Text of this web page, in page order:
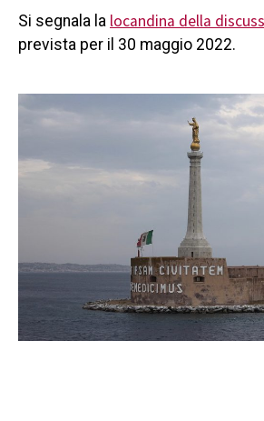
Si segnala la locandina della
prevista per il 30 maggio 2022.